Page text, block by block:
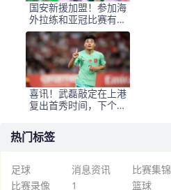
国安新援加盟！参加海
外拉练和亚冠比赛有困
难，曾在机场被带走
喜讯！武磊敲定在上港
复出首秀时间，下个月
热门标签
足球 消息资讯 比赛集锦
比赛录像
1 篮球